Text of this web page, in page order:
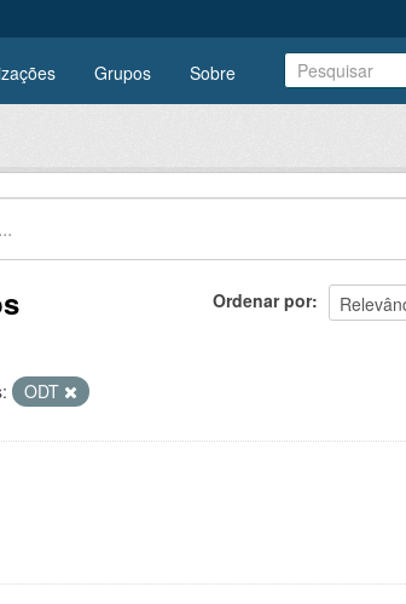
Grupos Sobre
Ordenar por
ODT